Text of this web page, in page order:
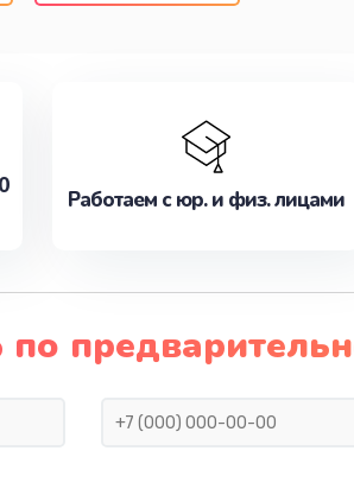
Работаем с юр. и физ. лицами